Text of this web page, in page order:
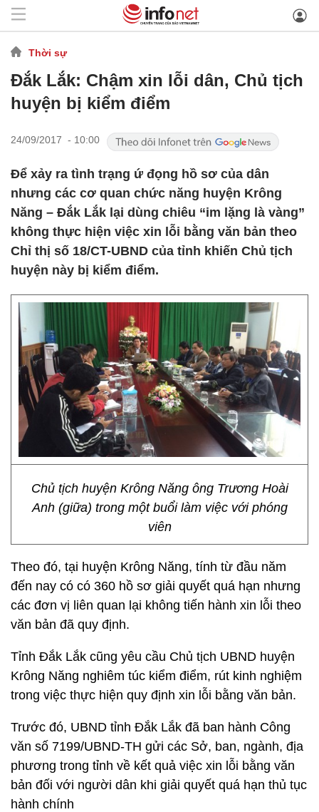
Thời sự
Đắk Lắk: Chậm xin lỗi dân, Chủ tịch
huyện bị kiểm điểm
24/09/2017 - 10:00
Để xảy ra tình trạng ứ đọng hồ sơ của dân
nhưng các cơ quan chức năng huyện Krông
Năng – Đắk Lắk lại dùng chiêu “im lặng là vàng”
không thực hiện việc xin lỗi bằng văn bản theo
Chỉ thị số 18/CT-UBND của tỉnh khiến Chủ tịch
huyện này bị kiểm điểm.
Chủ tịch huyện Krông Năng ông Trương Hoài
Anh (giữa) trong một buổi làm việc với phóng
viên
Theo đó, tại huyện Krông Năng, tính từ đầu năm
đến nay có có 360 hồ sơ giải quyết quá hạn nhưng
các đơn vị liên quan lại không tiến hành xin lỗi theo
văn bản đã quy định.
Tỉnh Đắk Lắk cũng yêu cầu Chủ tịch UBND huyện
Krông Năng nghiêm túc kiểm điểm, rút kinh nghiệm
trong việc thực hiện quy định xin lỗi bằng văn bản.
Trước đó, UBND tỉnh Đắk Lắk đã ban hành Công
văn số 7199/UBND-TH gửi các Sở, ban, ngành, địa
phương trong tỉnh về kết quả việc xin lỗi bằng văn
bản đối với người dân khi giải quyết quá hạn thủ tục
hành chính